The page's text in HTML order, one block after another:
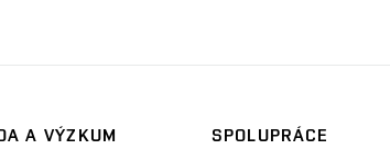
A VÝZKUM
SPOLUPRÁCE